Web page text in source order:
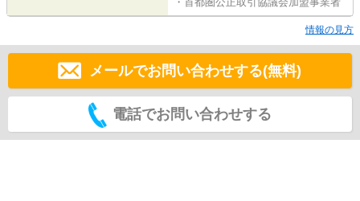
情報の見方
メールでお問い合わせする(無料)
電話でお問い合わせする